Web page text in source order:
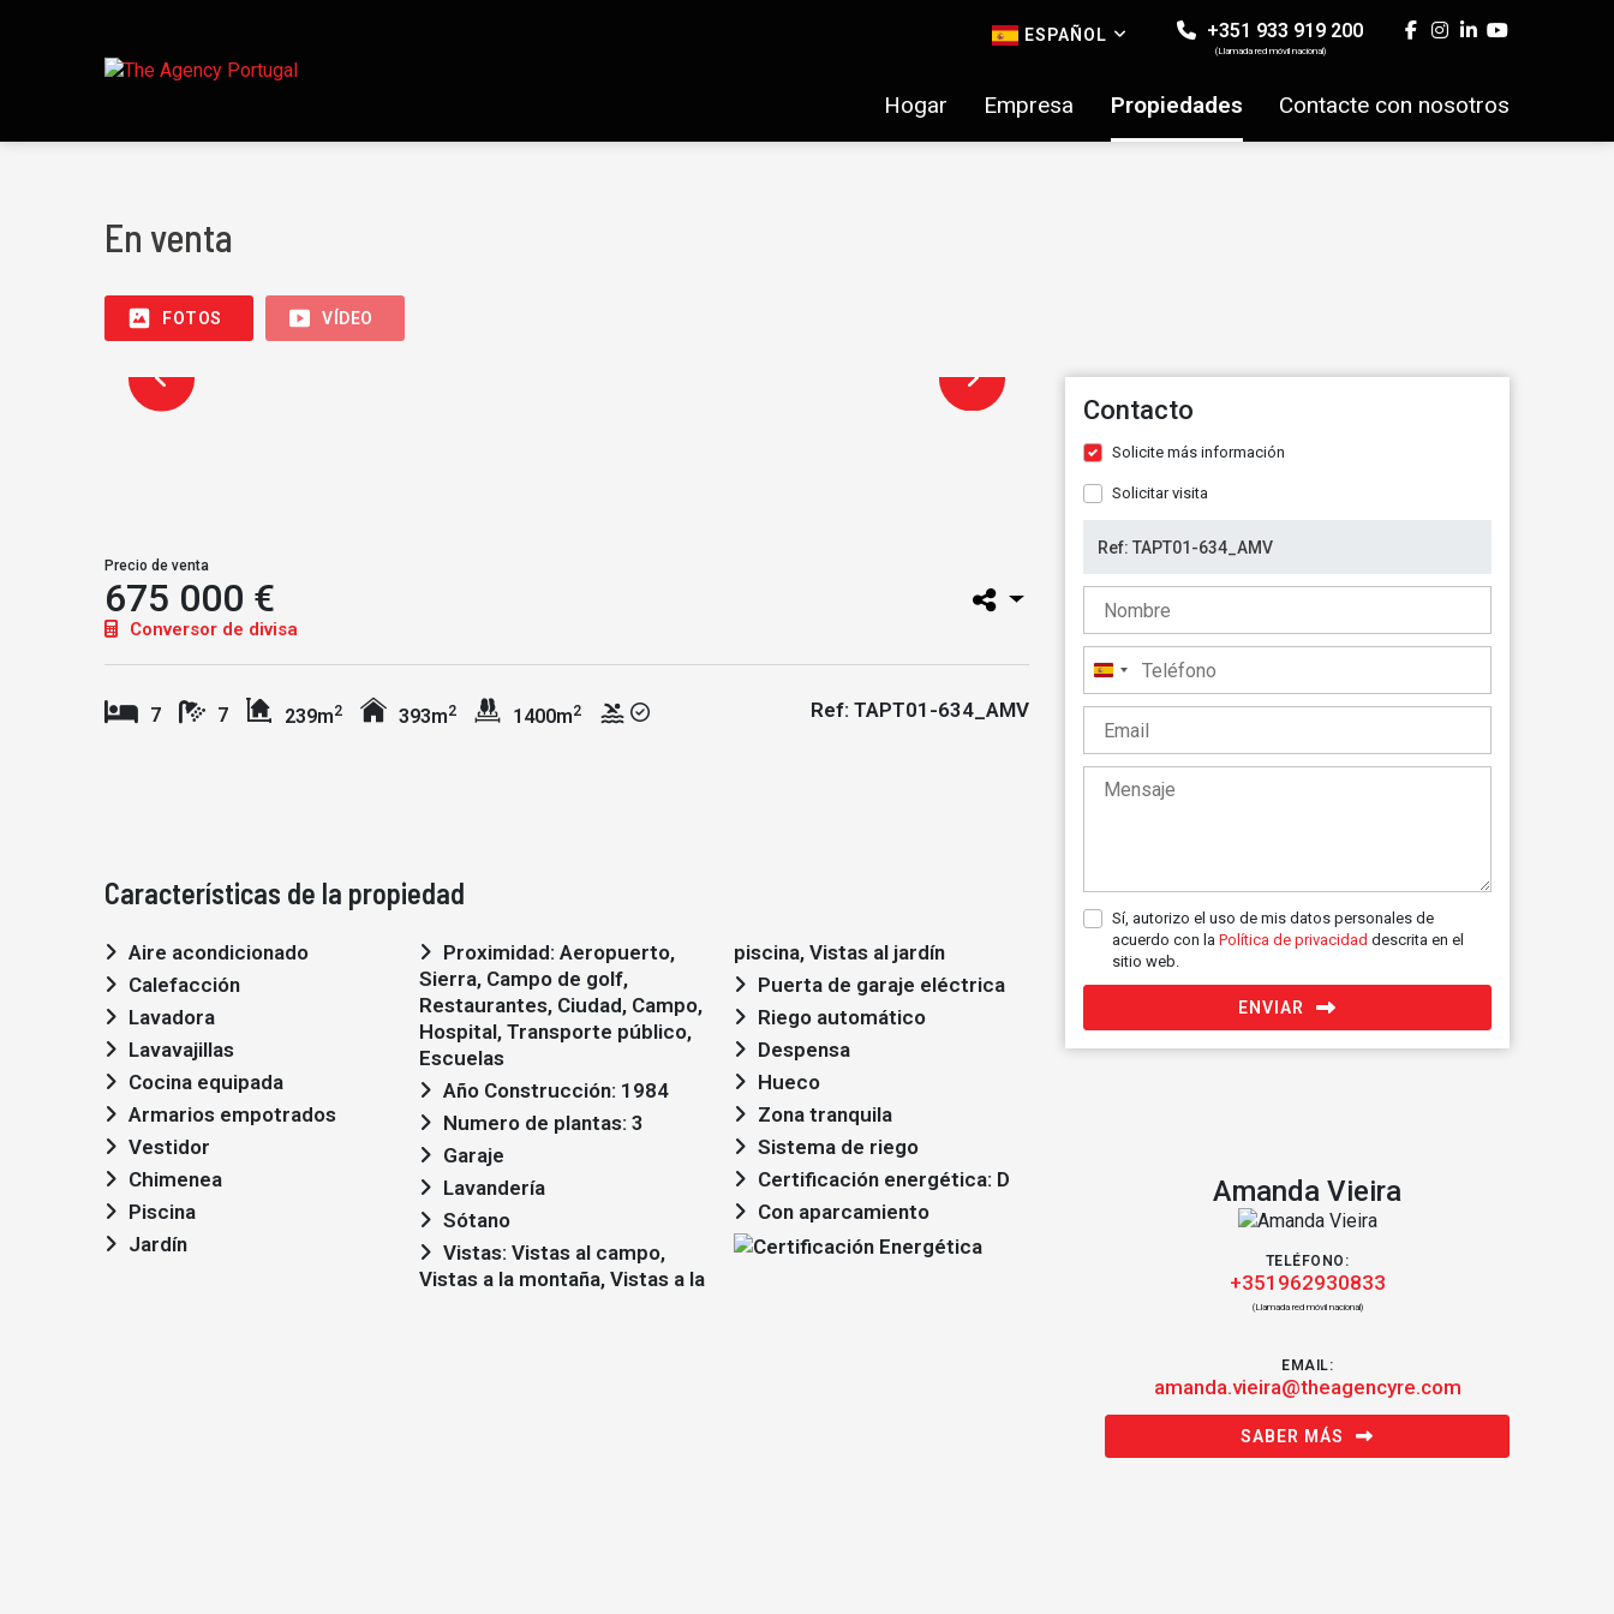
ESPAÑOL +351 933 919 200
(Llamada red móvil nacional)
Hogar Empresa Propiedades Contacte con nosotros
En venta
FOTOS VÍDEO
Precio de venta
675 000 €
Conversor de divisa
7 7 239m2 393m2 1400m2 Ref: TAPT01-634_AMV
Características de la propiedad
Aire acondicionado
Calefacción
Lavadora
Lavavajillas
Cocina equipada
Armarios empotrados
Vestidor
Chimenea
Piscina
Jardín
Sierra, Campo de golf,
Restaurantes, Ciudad, Campo,
Hospital, Transporte público,
Escuelas
Año Construcción: 1984
Numero de plantas: 3
Garaje
Lavandería
Sótano
Vistas a la montaña, Vistas a la
piscina, Vistas al jardín
Puerta de garaje eléctrica
Riego automático
Despensa
Hueco
Zona tranquila
Sistema de riego
Certificación energética: D
Con aparcamiento
Contacto
Solicite más información
Solicitar visita
España
+34
Sí, autorizo el uso de mis datos personales de
acuerdo con la Política de privacidad descrita en el
sitio web.
ENVIAR
Amanda Vieira
TELÉFONO:
+351962930833
(Llamada red móvil nacional)
EMAIL:
amanda.vieira@theagencyre.com
SABER MÁS